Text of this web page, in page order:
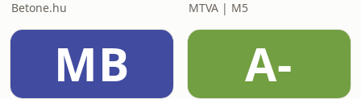
Betone.hu MTVA | M5
MB A-